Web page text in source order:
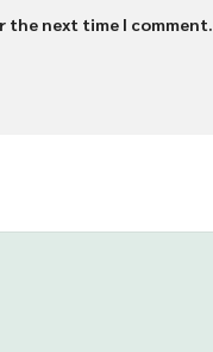
the next time I comment.